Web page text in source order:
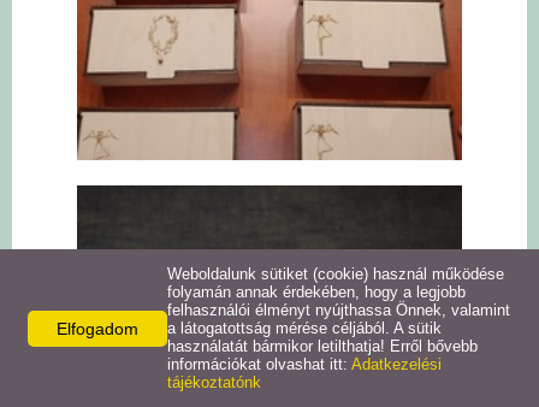
Elfogadom
Weboldalunk sütiket (cookie) használ működése
folyamán annak érdekében, hogy a legjobb
felhasználói élményt nyújthassa Önnek, valamint
a látogatottság mérése céljából. A sütik
használatát bármikor letilthatja! Erről bővebb
információkat olvashat itt: Adatkezelési
tájékoztatónk